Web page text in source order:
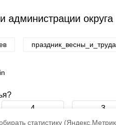
статистику
администрации округа
праздник_весны_и_труда
4 3